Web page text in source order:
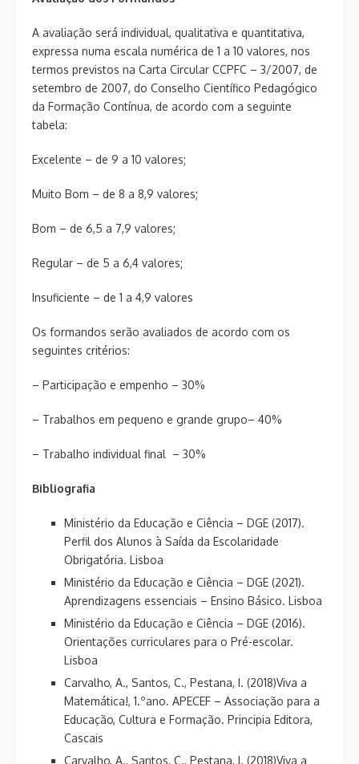
A avaliação será individual, qualitativa e quantitativa,
expressa numa escala numérica de 1 a 10 valores, nos
termos previstos na Carta Circular CCPFC – 3/2007, de
setembro de 2007, do Conselho Científico Pedagógico
da Formação Contínua, de acordo com a seguinte
tabela:
Excelente – de 9 a 10 valores;
Muito Bom – de 8 a 8,9 valores;
Bom – de 6,5 a 7,9 valores;
Regular – de 5 a 6,4 valores;
Insuficiente – de 1 a 4,9 valores
Os formandos serão avaliados de acordo com os
seguintes critérios:
– Participação e empenho – 30%
– Trabalhos em pequeno e grande grupo– 40%
– Trabalho individual final – 30%
Bibliografia
Ministério da Educação e Ciência – DGE (2017).
Perfil dos Alunos à Saída da Escolaridade
Obrigatória. Lisboa
Ministério da Educação e Ciência – DGE (2021).
Aprendizagens essenciais – Ensino Básico. Lisboa
Ministério da Educação e Ciência – DGE (2016).
Orientações curriculares para o Pré-escolar.
Lisboa
Carvalho, A., Santos, C., Pestana, I. (2018)Viva a
Matemática!, 1.ºano. APECEF – Associação para a
Educação, Cultura e Formação. Principia Editora,
Cascais
Carvalho, A., Santos, C., Pestana, I. (2018)Viva a